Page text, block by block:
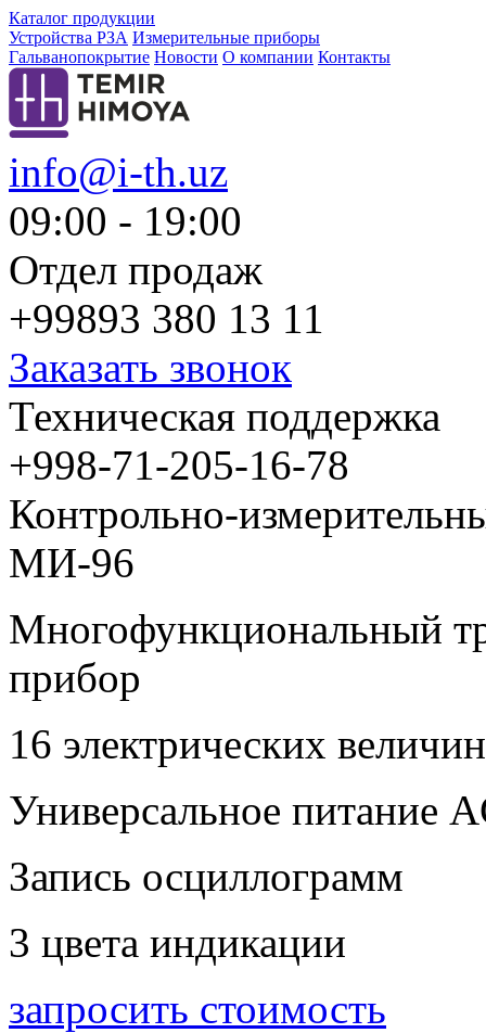
Каталог продукции
Устройства РЗА Измерительные приборы
Гальванопокрытие Новости О компании Контакты
info@i-th.uz
09:00 - 19:00
Отдел продаж
+99893 380 13 11
Заказать звонок
Техническая поддержка
+998-71-205-16-78
Контрольно-
МИ-96
Многофункциональный
прибор
16 электрических величин
Универсальное питание
Запись осциллограмм
3 цвета индикации
запросить стоимость